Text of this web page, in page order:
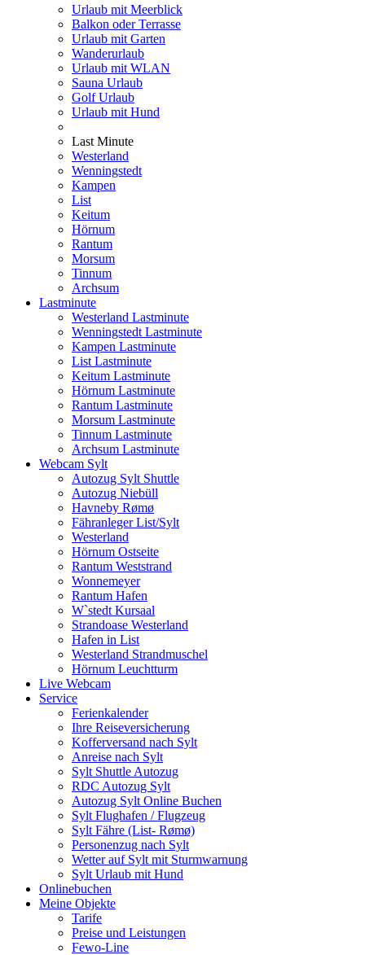
Urlaub mit Meerblick
Balkon oder Terrasse
Urlaub mit Garten
Wanderurlaub
Urlaub mit WLAN
Sauna Urlaub
Golf Urlaub
Urlaub mit Hund
Last Minute
Westerland
Wenningstedt
Kampen
List
Keitum
Hörnum
Rantum
Morsum
Tinnum
Archsum
Lastminute
Westerland Lastminute
Wenningstedt Lastminute
Kampen Lastminute
List Lastminute
Keitum Lastminute
Hörnum Lastminute
Rantum Lastminute
Morsum Lastminute
Tinnum Lastminute
Archsum Lastminute
Webcam Sylt
Autozug Sylt Shuttle
Autozug Niebüll
Havneby Rømø
Fähranleger List/Sylt
Westerland
Hörnum Ostseite
Rantum Weststrand
Wonnemeyer
Rantum Hafen
W`stedt Kursaal
Strandoase Westerland
Hafen in List
Westerland Strandmuschel
Hörnum Leuchtturm
Live Webcam
Service
Ferienkalender
Ihre Reiseversicherung
Kofferversand nach Sylt
Anreise nach Sylt
Sylt Shuttle Autozug
RDC Autozug Sylt
Autozug Sylt Online Buchen
Sylt Flughafen / Flugzeug
Sylt Fähre (List- Rømø)
Personenzug nach Sylt
Wetter auf Sylt mit Sturmwarnung
Sylt Urlaub mit Hund
Onlinebuchen
Meine Objekte
Tarife
Preise und Leistungen
Fewo-Line